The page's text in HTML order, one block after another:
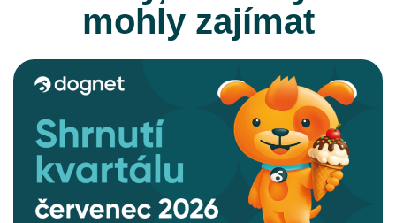
mohly zajímat